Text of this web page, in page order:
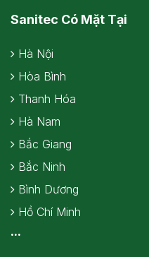
Sanitec Có Mặt Tại
Hà Nội
Hòa Bình
Thanh Hóa
Hà Nam
Bắc Giang
Bắc Ninh
Bình Dương
Hồ Chí Minh
...